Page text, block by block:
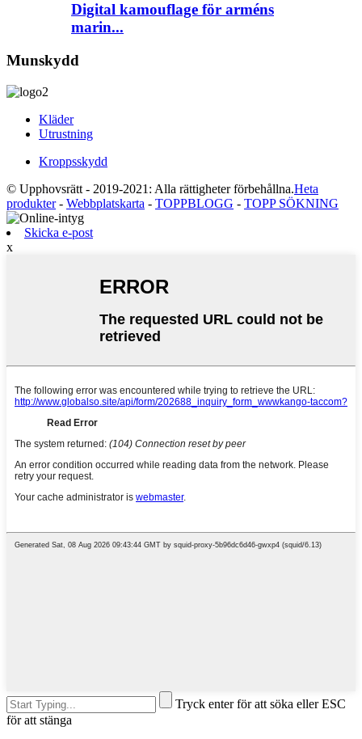
Digital kamouflage för arméns
marin...
Munskydd
Kläder
Utrustning
Kroppsskydd
© Upphovsrätt - 2019-2021: Alla rättigheter förbehållna.Heta
produkter- Webbplatskarta - TOPPBLOGG - TOPP SÖKNING
Skicka e-post
x
Tryck enter för att söka eller ESC
för att stänga